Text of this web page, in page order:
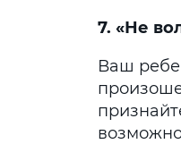
7. «Не
Ваш